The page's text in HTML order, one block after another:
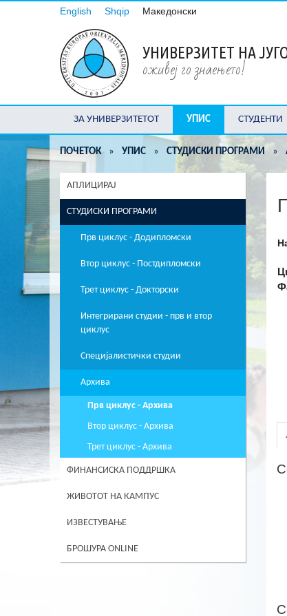
English Shqip Македонски
УНИВЕРЗИТЕТ НА
оживеј го знаењето!
ЗА УНИВЕРЗИТЕТОТ УПИС СТУДЕНТИ
ПОЧЕТОК » УПИС » СТУДИСКИ ПРОГРАМИ »
АПЛИЦИРАЈ
СТУДИСКИ ПРОГРАМИ
Прв циклус - Додипломски
Втор циклус - Постдипломски
Трет циклус - Докторски
Интегрирани студии - прв и втор
циклус
Специјалистички студии
Архива
Прв циклус - Архива
Втор циклус - Архива
Трет циклус - Архива
ФИНАНСИСКА ПОДДРШКА
ЖИВОТОТ НА КАМПУС
ИЗВЕСТУВАЊЕ
БРОШУРА ONLINE